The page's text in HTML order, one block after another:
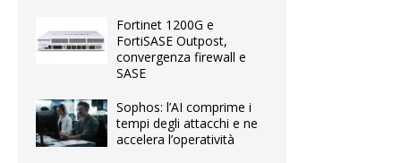
Fortinet 1200G e
FortiSASE Outpost,
convergenza firewall e
SASE
Sophos: l’AI comprime i
tempi degli attacchi e ne
accelera l’operatività